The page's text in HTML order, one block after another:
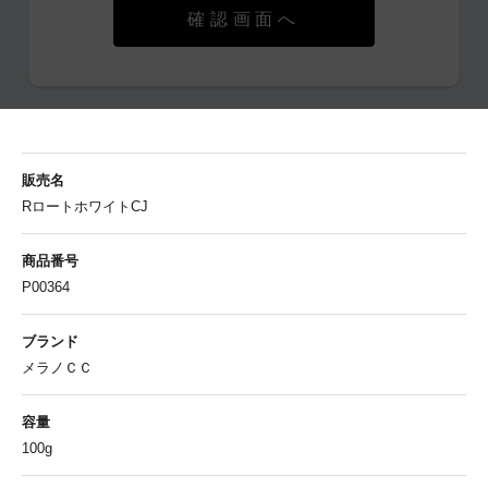
確認画面へ
販売名
RロートホワイトCJ
商品番号
P00364
ブランド
メラノＣＣ
容量
100g